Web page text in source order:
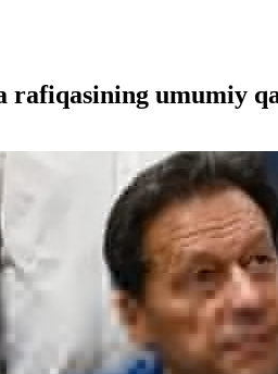
rafiqasining umumiy